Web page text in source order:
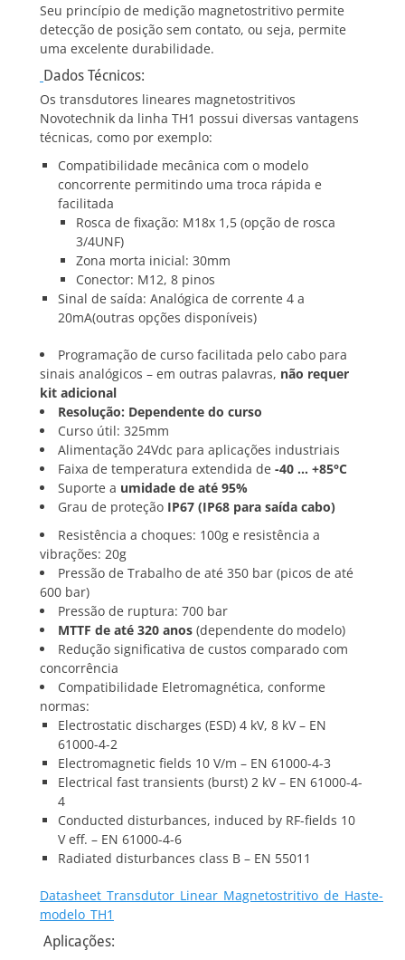
Seu princípio de medição magnetostritivo permite
detecção de posição sem contato, ou seja, permite
uma excelente durabilidade.
Dados Técnicos:
Os transdutores lineares magnetostritivos
Novotechnik da linha TH1 possui diversas vantagens
técnicas, como por exemplo:
Compatibilidade mecânica com o modelo
concorrente permitindo uma troca rápida e
facilitada
Rosca de fixação: M18x 1,5 (opção de rosca
3/4UNF)
Zona morta inicial: 30mm
Conector: M12, 8 pinos
Sinal de saída: Analógica de corrente 4 a
20mA(outras opções disponíveis)
Programação de curso facilitada pelo cabo para
sinais analógicos – em outras palavras, não requer
kit adicional
Resolução: Dependente do curso
Curso útil: 325mm
Alimentação 24Vdc para aplicações industriais
Faixa de temperatura extendida de -40 … +85°C
Suporte a umidade de até 95%
Grau de proteção IP67 (IP68 para saída cabo)
Resistência a choques: 100g e resistência a
vibrações: 20g
Pressão de Trabalho de até 350 bar (picos de até
600 bar)
Pressão de ruptura: 700 bar
MTTF de até 320 anos (dependente do modelo)
Redução significativa de custos comparado com
concorrência
Compatibilidade Eletromagnética, conforme
normas:
Electrostatic discharges (ESD) 4 kV, 8 kV – EN
61000-4-2
Electromagnetic fields 10 V/m – EN 61000-4-3
Electrical fast transients (burst) 2 kV – EN 61000-4-
4
Conducted disturbances, induced by RF-fields 10
V eff. – EN 61000-4-6
Radiated disturbances class B – EN 55011
Datasheet_Transdutor_Linear_Magnetostritivo_de_Haste-
modelo_TH1
Aplicações: